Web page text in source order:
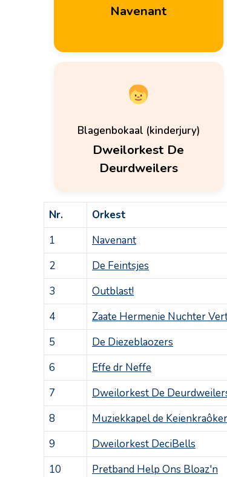
Navenant
Blagenbokaal (kinderjury)
Dweilorkest De
Deurdweilers
Nr. Orkest
1
Navenant
2
De Feintsjes
3
Outblast!
4
Zaate Hermenie Nuchter
5
De Diezeblaozers
6
Effe dr Neffe
7
Dweilorkest De
8
Muziekkapel de
9
Dweilorkest DeciBells
10
Pretband Help Ons Bloaz'n